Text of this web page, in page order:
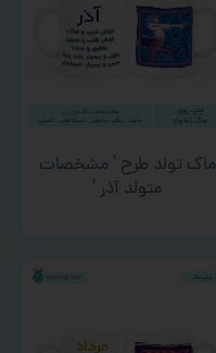
ماگ تولد طرح ‘ مشخصات
متولد آذر ‘